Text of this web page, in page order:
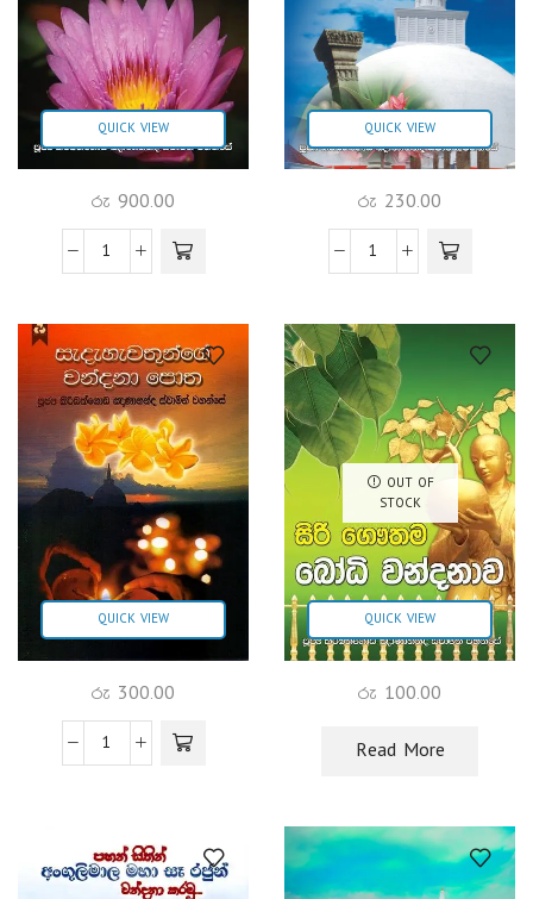
QUICK VIEW
රු 900.00
QUICK VIEW
රු 230.00
QUICK VIEW
රු 300.00
OUT OF
STOCK
QUICK VIEW
රු 100.00
Read More